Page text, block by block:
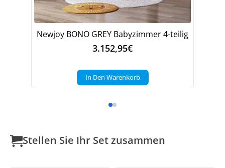
Newjoy BONO GREY Babyzimmer 4-teilig
3.152,95€
In Den Warenkorb
Stellen Sie Ihr Set zusammen